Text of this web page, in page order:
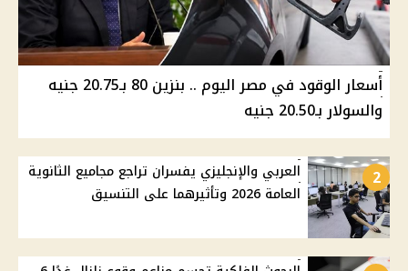
أسعار الوقود في مصر اليوم .. بنزين 80 بـ20.75 جنيه
والسولار بـ20.50 جنيه
2
العربي والإنجليزي يفسران تراجع مجاميع الثانوية
العامة 2026 وتأثيرهما على التنسيق